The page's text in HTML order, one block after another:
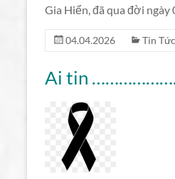
Gia Hiển, đã qua đời
04.04.2026 Tin
Ai tin